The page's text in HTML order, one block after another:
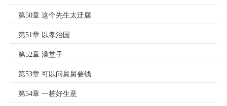
第50章 这个先生太迂腐
第51章 以孝治国
第52章 澡堂子
第53章 可以问舅舅要钱
第54章 一桩好生意